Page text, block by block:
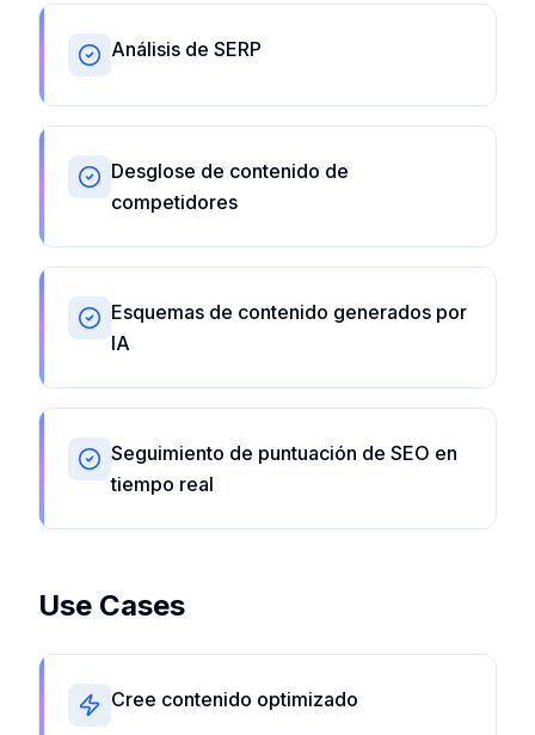
Análisis de SERP
Desglose de contenido de
competidores
Esquemas de contenido generados por
IA
Seguimiento de puntuación de SEO en
tiempo real
Use Cases
Cree contenido optimizado